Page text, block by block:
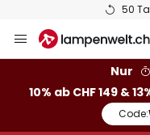
50
Inhalt
Nur
10% ab CHF 149 &
Code: